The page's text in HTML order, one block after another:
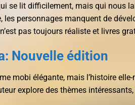
se lit difficilement, mais qui nous
les personnages manquent de
pas toujours réaliste et livres
Nouvelle édition
mobi élégante, mais l’histoire
explore des thèmes